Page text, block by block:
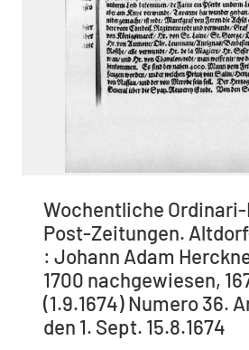
Wochentliche
Post-Zeitungen.
: Johann Adam
1700 nachgewiesen,
(1.9.1674) Numero 36.
den 1. Sept. 15.8.1674